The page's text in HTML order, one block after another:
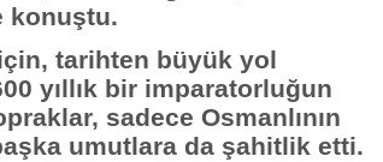
konuştu.
tarihten büyük yol
yıllık bir imparatorluğun
sadece Osmanlının
umutlara da şahitlik etti.